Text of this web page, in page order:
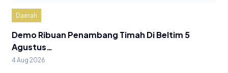
Daerah
Demo Ribuan Penambang Timah Di Beltim 5
Agustus…
4 Aug 2026